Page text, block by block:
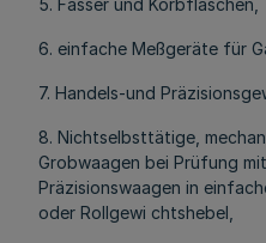
5. Fässer und Korbflaschen,
6. einfache Meßgeräte für
7. Handels-und
8. Nichtselbsttätige,
Grobwaagen bei Prüfung
Präzisionswaagen in
oder Rollgewi chtshebel,